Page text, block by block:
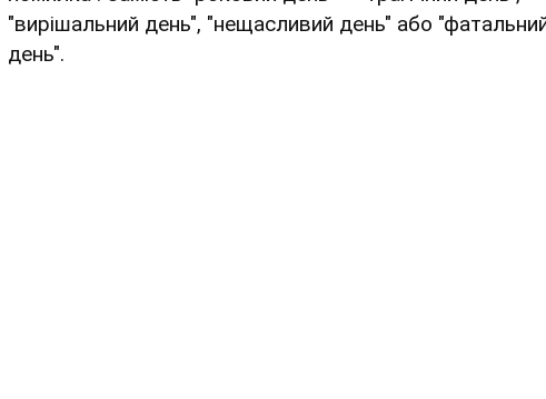
"вирішальний день", "нещасливий день" або
день".